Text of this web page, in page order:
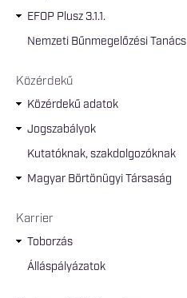
EFOP Plusz 3.1.1.
Nemzeti Bűnmegelőzési Tanács
Közérdekű
Közérdekű adatok
Jogszabályok
Kutatóknak, szakdolgozóknak
Magyar Börtönügyi Társaság
Karrier
Toborzás
Álláspályázatok